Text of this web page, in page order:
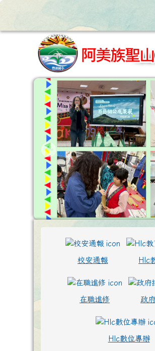
花蓮縣立豐濱國
上中區域內容
校安通報 Hlc
在職進修 政
Hlc數位專辦
頁尾區域